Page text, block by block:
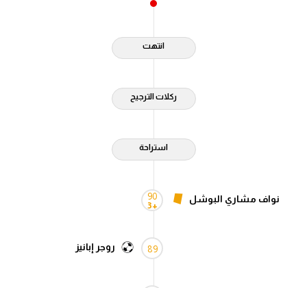
انتهت
ركلات الترجيح
استراحة
90
+3
نواف مشاري البوشل
89 روجر إبانيز